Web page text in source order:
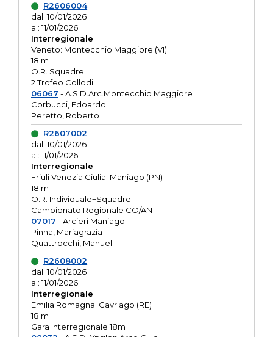
R2606004
dal: 10/01/2026
al: 11/01/2026
Interregionale
Veneto: Montecchio Maggiore (VI)
18 m
O.R. Squadre
2 Trofeo Collodi
06067 - A.S.D.Arc.Montecchio Maggiore
Corbucci, Edoardo
Peretto, Roberto
R2607002
dal: 10/01/2026
al: 11/01/2026
Interregionale
Friuli Venezia Giulia: Maniago (PN)
18 m
O.R. Individuale+Squadre
Campionato Regionale CO/AN
07017 - Arcieri Maniago
Pinna, Mariagrazia
Quattrocchi, Manuel
R2608002
dal: 10/01/2026
al: 11/01/2026
Interregionale
Emilia Romagna: Cavriago (RE)
18 m
Gara interregionale 18m